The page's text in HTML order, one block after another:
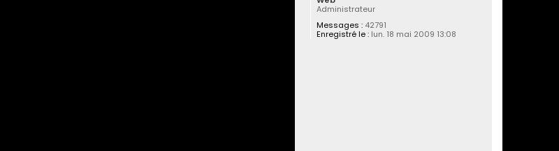
Administrateur
Messages :42791
Enregistré le :lun. 18 mai 2009 13:08